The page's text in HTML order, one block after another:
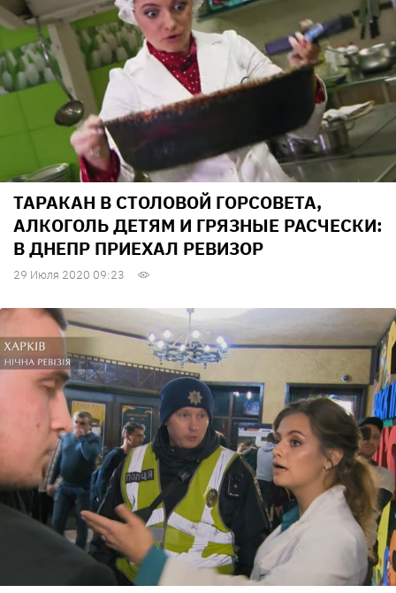
ТАРАКАН В СТОЛОВОЙ ГОРСОВЕТА,
АЛКОГОЛЬ ДЕТЯМ И ГРЯЗНЫЕ РАСЧЕСКИ:
В ДНЕПР ПРИЕХАЛ РЕВИЗОР
29 Июля 2020 09:23